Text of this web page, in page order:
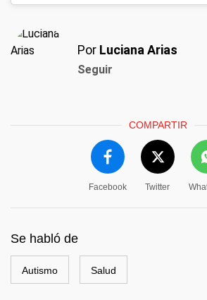
Por Luciana Arias
Seguir
COMPARTIR
Facebook Twitter
Se habló de
Autismo Salud